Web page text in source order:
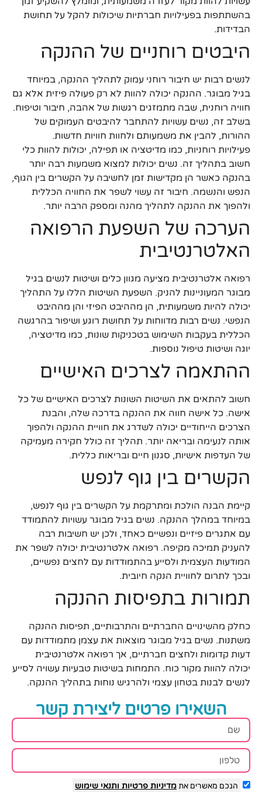
בהשתתפות בפעילויות חברתיות שיכולות להקל על תחושת
הבדידות.
היבטים רוחניים של ההנקה
לנשים רבות יש חיבור רוחני עמוק לתהליך ההנקה, במיוחד
בגיל מבוגר. ההנקה יכולה להוות לא רק פעולה פיזית אלא גם
חוויה רוחנית, שבה מתמזגים רגשות של אהבה, חיבור וטיפוח.
בשלב זה, נשים עשויות להתחבר להיבטים העמוקים של
ההורות, להבין את משמעותם ולחוות חוויות חדשות.
פעילויות רוחניות, כמו מדיטציה או תפילה, יכולות להוות כלי
חשוב בתהליך זה. נשים יכולות למצוא משמעות רבה יותר
בהנקה כאשר הן מקדישות זמן לחשיבה על הקשרים בין הגוף,
הנפש והנשמה. חיבור זה עשוי לשפר את החוויה הכללית
ולהפוך את ההנקה לתהליך מהנה ומספק הרבה יותר.
הערכה של השפעת הרפואה
האלטרנטיבית
רפואה אלטרנטיבית מציעה מגוון כלים ושיטות לנשים בגיל
מבוגר המעוניינות להניק. השפעת השיטות הללו על התהליך
יכולה להיות משמעותית, הן מההיבט הפיזי והן מההיבט
הנפשי. נשים רבות מדווחות על תחושת רוגע ושיפור בהרגשה
הכללית בעקבות השימוש בטכניקות שונות, כמו מדיטציה,
יוגה ושיטות טיפול נוספות.
ההתאמה לצרכים האישיים
חשוב להתאים את השיטות השונות לצרכים האישיים של כל
אישה. כל אישה חווה את ההנקה בדרכה שלה, והבנת
הצרכים הייחודיים יכולה לשדרג את חוויית ההנקה ולהפוך
אותה לנעימה ובריאה יותר. תהליך זה כולל חקירה מעמיקה
של העדפות אישיות, סגנון חיים ובריאות כללית.
הקשרים בין גוף לנפש
קיימת הבנה הולכת ומתרקמת על הקשרים בין גוף לנפש,
במיוחד במהלך ההנקה. נשים בגיל מבוגר עשויות להתמודד
עם אתגרים פיזיים ונפשיים כאחד, ולכן יש חשיבות רבה
להעניק תמיכה מקיפה. רפואה אלטרנטיבית יכולה לשפר את
המודעות העצמית ולסייע בהתמודדות עם לחצים נפשיים,
ובכך לתרום לחוויית הנקה חיובית.
תמורות בתפיסות ההנקה
כחלק מהשינויים החברתיים והתרבותיים, תפיסות ההנקה
משתנות. נשים בגיל מבוגר מוצאות את עצמן מתמודדות עם
דעות קדומות ולחצים חברתיים, אך רפואה אלטרנטיבית
יכולה להוות מקור כוח. התמחות בשיטות טבעיות עשויה לסייע
לנשים לבנות בטחון עצמי ולהרגיש נוחות בתהליך ההנקה.
השאירו פרטים ליצירת קשר
הנכם מאשרים אתמדיניות פרטיות ותנאי שימוש